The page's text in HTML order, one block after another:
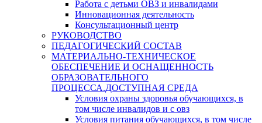
Работа с детьми ОВЗ и инвалидами
Инновационная деятельность
Консультационный центр
РУКОВОДСТВО
ПЕДАГОГИЧЕСКИЙ СОСТАВ
МАТЕРИАЛЬНО-ТЕХНИЧЕСКОЕ
ОБЕСПЕЧЕНИЕ И ОСНАЩЕННОСТЬ
ОБРАЗОВАТЕЛЬНОГО
ПРОЦЕССА.ДОСТУПНАЯ СРЕДА
Условия охраны здоровья обучающихся, в
том числе инвалидов и с овз
Условия питания обучающихся, в том числе